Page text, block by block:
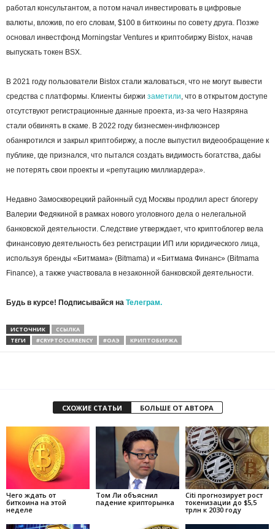
работал консультантом, а потом начал инвестировать в цифровые
валюты, вложив, по его словам, $100 в биткоины по совету друга. Позже
основал инвестфонд Morningstar Ventures и криптобиржу Bistox, начав
выпускать токен BSX.
В 2021 году пользователи Bistox стали жаловаться, что не могут вывести
средства с платформы. Клиенты биржи заметили, что в открытом доступе
отсутствуют регистрационные данные проекта, из-за чего Назяряна
стали обвинять в скаме. В 2022 году бизнесмен-инфлюэнсер
обанкротился и закрыл криптобиржу, а после выпустил видеообращение к
публике, где признался, что пытался создать видимость богатства, дабы
не потерять свои проекты и «репутацию миллиардера».
Недавно Замоскворецкий районный суд Москвы продлил арест блогеру
Валерии Федякиной в рамках нового уголовного дела о нелегальной
банковской деятельности. Следствие утверждает, что криптоблогер вела
финансовую деятельность без регистрации ИП или юридического лица,
используя бренды «Битмама» (Bitmama) и «Битмама Финанс» (Bitmama
Finance), а также участвовала в незаконной банковской деятельности.
Будь в курсе! Подписывайся на Телеграм.
ИСТОЧНИК
ССЫЛКА
ТЕГИ
#CRYPTOCURRENCY #ОАЭ КРИПТОБИРЖА
СХОЖИЕ СТАТЬИ БОЛЬШЕ ОТ АВТОРА
Чего ждать от
биткоина на этой
неделе
Том Ли объяснил
падение крипторынка
Citi прогнозирует рост
токенизации до $5,5
трлн к 2030 году